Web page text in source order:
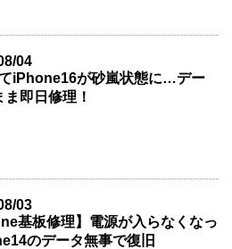
04
iPhone16が砂嵐状態に…デー
ま即日修理！
03
基板修理】電源が入らなくなっ
のデータ無事で復旧